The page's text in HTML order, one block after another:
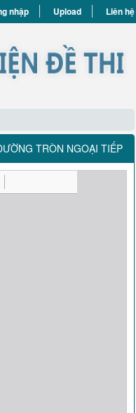
nhập Upload Liên hệ
TRÒN NGOẠI TIẾP